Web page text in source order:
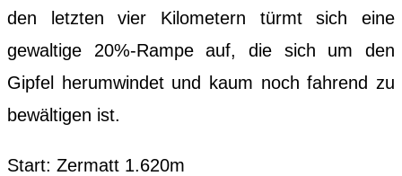
den letzten vier Kilometern türmt sich eine
gewaltige 20%-Rampe auf, die sich um den
Gipfel herumwindet und kaum noch fahrend zu
bewältigen ist.
Start: Zermatt 1.620m